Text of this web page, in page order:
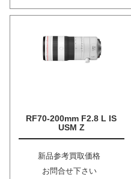
RF70-200mm F2.8 L IS
USM Z
新品参考買取価格
お問合せ下さい